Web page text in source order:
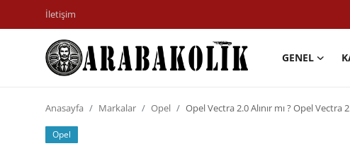
İletişim
GENEL
Anasayfa Markalar Opel Opel Vectra 2.0 Alınır mı ? Opel Vectra
Opel